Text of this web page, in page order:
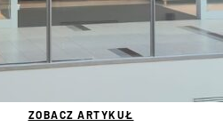
ZOBACZ ARTYKUŁ